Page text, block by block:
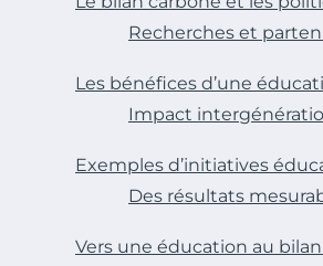
Recherches et
Les bénéfices d’une
Impact
Exemples d’initiatives
Des résultats
Vers une éducation au